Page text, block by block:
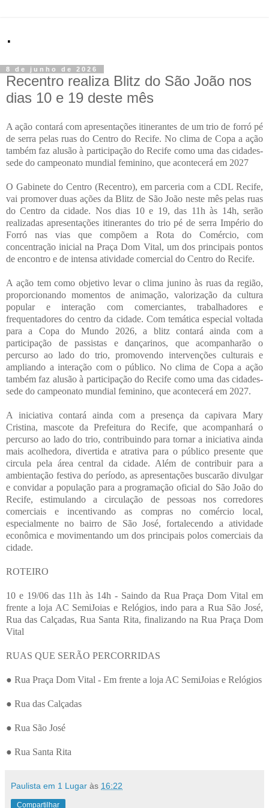
.
8 de junho de 2026
Recentro realiza Blitz do São João nos
dias 10 e 19 deste mês
A ação contará com apresentações itinerantes de um trio de forró pé
de serra pelas ruas do Centro do Recife. No clima de Copa a ação
também faz alusão à participação do Recife como uma das cidades-
sede do campeonato mundial feminino, que acontecerá em 2027
O Gabinete do Centro (Recentro), em parceria com a CDL Recife,
vai promover duas ações da Blitz de São João neste mês pelas ruas
do Centro da cidade. Nos dias 10 e 19, das 11h às 14h, serão
realizadas apresentações itinerantes do trio pé de serra Império do
Forró nas vias que compõem a Rota do Comércio, com
concentração inicial na Praça Dom Vital, um dos principais pontos
de encontro e de intensa atividade comercial do Centro do Recife.
A ação tem como objetivo levar o clima junino às ruas da região,
proporcionando momentos de animação, valorização da cultura
popular e interação com comerciantes, trabalhadores e
frequentadores do centro da cidade. Com temática especial voltada
para a Copa do Mundo 2026, a blitz contará ainda com a
participação de passistas e dançarinos, que acompanharão o
percurso ao lado do trio, promovendo intervenções culturais e
ampliando a interação com o público. No clima de Copa a ação
também faz alusão à participação do Recife como uma das cidades-
sede do campeonato mundial feminino, que acontecerá em 2027.
A iniciativa contará ainda com a presença da capivara Mary
Cristina, mascote da Prefeitura do Recife, que acompanhará o
percurso ao lado do trio, contribuindo para tornar a iniciativa ainda
mais acolhedora, divertida e atrativa para o público presente que
circula pela área central da cidade. Além de contribuir para a
ambientação festiva do período, as apresentações buscarão divulgar
e convidar a população para a programação oficial do São João do
Recife, estimulando a circulação de pessoas nos corredores
comerciais e incentivando as compras no comércio local,
especialmente no bairro de São José, fortalecendo a atividade
econômica e movimentando um dos principais polos comerciais da
cidade.
ROTEIRO
10 e 19/06 das 11h às 14h - Saindo da Rua Praça Dom Vital em
frente a loja AC SemiJoias e Relógios, indo para a Rua São José,
Rua das Calçadas, Rua Santa Rita, finalizando na Rua Praça Dom
Vital
RUAS QUE SERÃO PERCORRIDAS
● Rua Praça Dom Vital - Em frente a loja AC SemiJoias e Relógios
● Rua das Calçadas
● Rua São José
● Rua Santa Rita
Paulista em 1 Lugar às 16:22
Compartilhar